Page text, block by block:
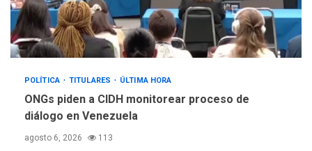
POLÍTICA TITULARES ÚLTIMA HORA
ONGs piden a CIDH monitorear proceso de
diálogo en Venezuela
agosto 6, 2026 113